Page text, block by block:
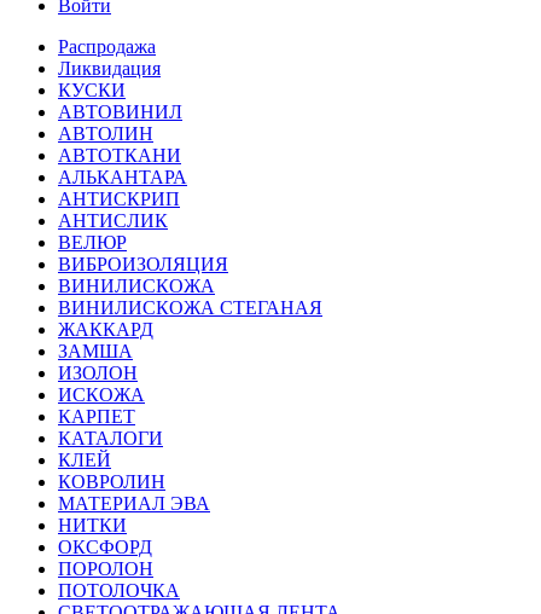
Войти
Распродажа
Ликвидация
КУСКИ
АВТОВИНИЛ
АВТОЛИН
АВТОТКАНИ
АЛЬКАНТАРА
АНТИСКРИП
АНТИСЛИК
ВЕЛЮР
ВИБРОИЗОЛЯЦИЯ
ВИНИЛИСКОЖА
ВИНИЛИСКОЖА СТЕГАНАЯ
ЖАККАРД
ЗАМША
ИЗОЛОН
ИСКОЖА
КАРПЕТ
КАТАЛОГИ
КЛЕЙ
КОВРОЛИН
МАТЕРИАЛ ЭВА
НИТКИ
ОКСФОРД
ПОРОЛОН
ПОТОЛОЧКА